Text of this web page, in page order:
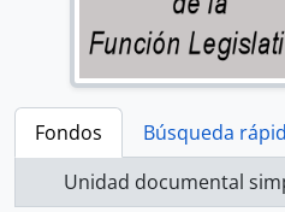
Fondos
Búsqueda
Unidad documental